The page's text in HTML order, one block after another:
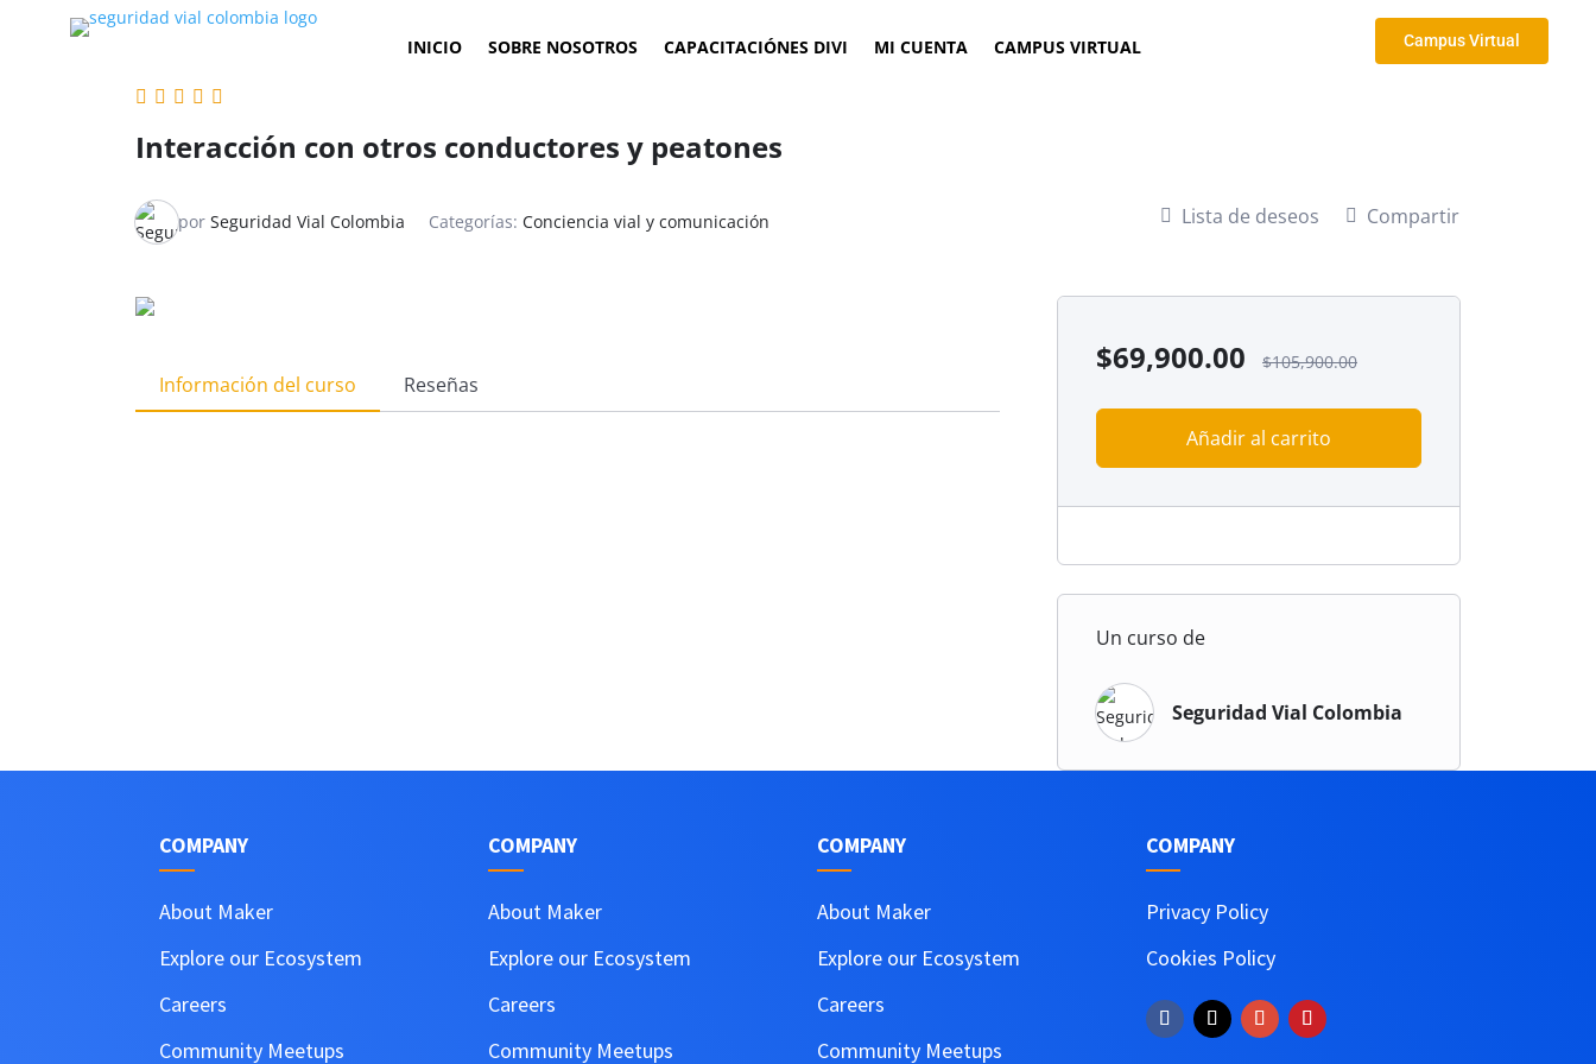
INICIO SOBRE NOSOTROS CAPACITACIÓNES DIVI MI CUENTA CAMPUS VIRTUAL Campus Virtual
Interacción con otros conductores y peatones
por Seguridad Vial Colombia Categorías: Conciencia vial y comunicación​ Lista de deseos Compartir
Información del curso Reseñas
$69,900.00 $105,900.00
Añadir al carrito
Un curso de
Seguridad Vial Colombia
COMPANY
About Maker
Explore our Ecosystem
Careers
Community Meetups
COMPANY
About Maker
Explore our Ecosystem
Careers
Community Meetups
COMPANY
About Maker
Explore our Ecosystem
Careers
Community Meetups
COMPANY
Privacy Policy
Cookies Policy